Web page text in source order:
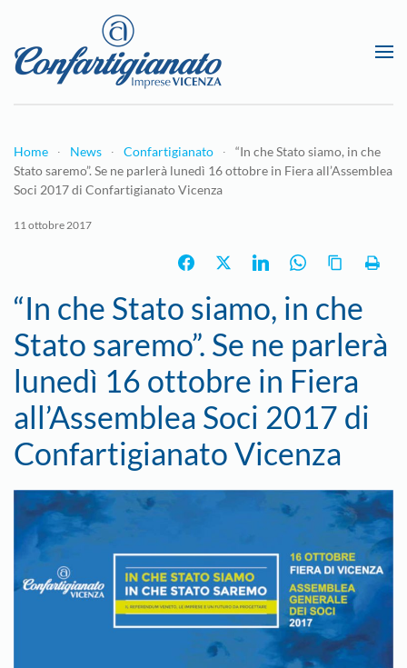
Passa al contenuto principale
Home News Confartigianato
“In che Stato siamo, in che
Stato saremo”. Se ne parlerà lunedì 16 ottobre in Fiera all’Assemblea
Soci 2017 di Confartigianato Vicenza
11 ottobre 2017
“In che Stato siamo, in che
Stato saremo”. Se ne parlerà
lunedì 16 ottobre in Fiera
all’Assemblea Soci 2017 di
Confartigianato Vicenza